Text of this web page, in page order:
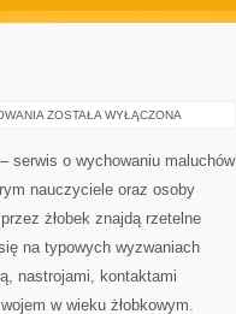
PORADY
ZOSTAŁA WYŁĄCZONA
serwis o wychowaniu maluchów
nauczyciele oraz osoby
żłobek znajdą rzetelne
na typowych wyzwaniach
nastrojami, kontaktami
w wieku żłobkowym.